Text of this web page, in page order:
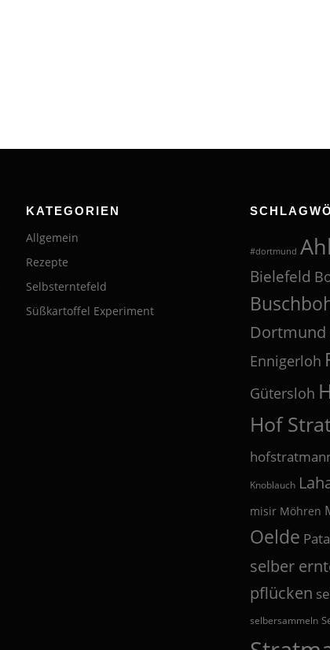
KATEGORIEN
Allgemein
Rezepte
Selbsterntefeld
Süßkartoffel Experiment
#dortmund
Bielefeld
Dortmund
Ennigerloh
Gütersloh
Hof
Knoblauch
misir Möhren
Oelde
selber
pflücken
selbersammeln